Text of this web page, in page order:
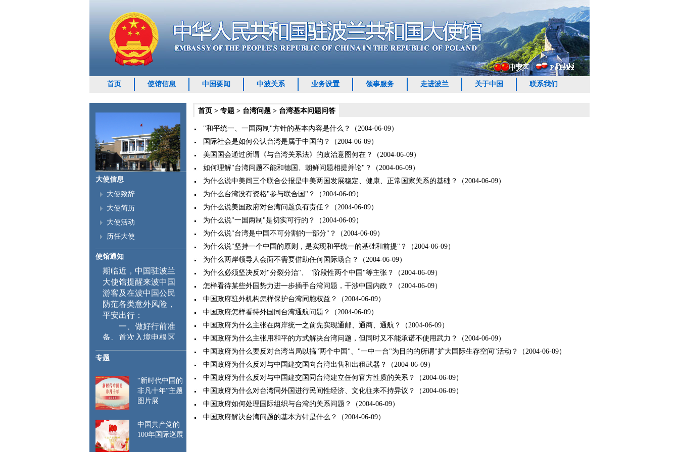
中文 Polski
首页 使馆信息 中国要闻 中波关系 业务设置 领事服务 走进波兰 关于中国 联系我们
大使信息
大使致辞
大使简历
大使活动
历任大使
使馆通知随着端午节及暑
期临近，中国驻波兰
大使馆提醒来波中国
游客及在波中国公民
防范各类意外风险，
平安出行：
一、 做好行前准
备。首次入境申根区
部图像等生物信息，
并在后续入境时自动
比对。特此提醒来波
中国公民遵守当地入
出境管理规定，行前
请仔细检查护照和签
证有效期，确保赴波
行程与所持签证种类
专题
“新时代中国的
非凡十年”主题
图片展
中国共产党的
100年国际巡展
首页 > 专题 > 台湾问题 > 台湾基本问题问答
"和平统一、一国两制"方针的基本内容是什么？（2004-06-09）
国际社会是如何公认台湾是属于中国的？（2004-06-09）
美国国会通过所谓《与台湾关系法》的政治意图何在？（2004-06-09）
如何理解"台湾问题不能和德国、朝鲜问题相提并论"？（2004-06-09）
为什么说中美间三个联合公报是中美两国发展稳定、健康、正常国家关系的基础？（2004-06-09）
为什么台湾没有资格"参与联合国"？（2004-06-09）
为什么说美国政府对台湾问题负有责任？（2004-06-09）
为什么说"一国两制"是切实可行的？（2004-06-09）
为什么说"台湾是中国不可分割的一部分"？（2004-06-09）
为什么说"坚持一个中国的原则，是实现和平统一的基础和前提"？（2004-06-09）
为什么两岸领导人会面不需要借助任何国际场合？（2004-06-09）
为什么必须坚决反对"分裂分治"、 "阶段性两个中国"等主张？（2004-06-09）
怎样看待某些外国势力进一步插手台湾问题，干涉中国内政？（2004-06-09）
中国政府驻外机构怎样保护台湾同胞权益？（2004-06-09）
中国政府怎样看待外国同台湾通航问题？（2004-06-09）
中国政府为什么主张在两岸统一之前先实现通邮、通商、通航？（2004-06-09）
中国政府为什么主张用和平的方式解决台湾问题，但同时又不能承诺不使用武力？（2004-06-09）
中国政府为什么要反对台湾当局以搞"两个中国"、"一中一台"为目的的所谓"扩大国际生存空间"活动？（2004-06-09）
中国政府为什么反对与中国建交国向台湾出售和出租武器？（2004-06-09）
中国政府为什么反对与中国建交国同台湾建立任何官方性质的关系？（2004-06-09）
中国政府为什么对台湾同外国进行民间性经济、文化往来不持异议？（2004-06-09）
中国政府如何处理国际组织与台湾的关系问题？（2004-06-09）
中国政府解决台湾问题的基本方针是什么？（2004-06-09）